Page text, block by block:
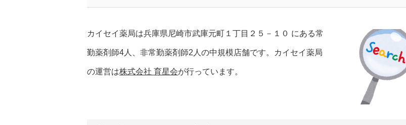
カイセイ薬局は兵庫県尼崎市武庫元町１丁目２５－１０ にある常
勤薬剤師4人、非常勤薬剤師2人の中規模店舗です。カイセイ薬局
の運営は株式会社 育星会が行っています。